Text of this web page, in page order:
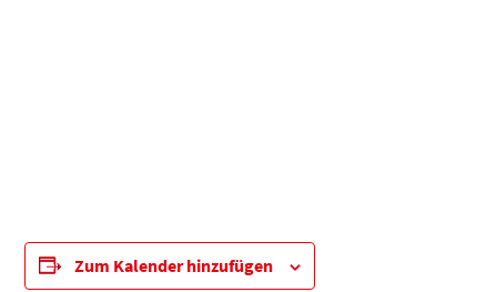
Zum Kalender hinzufügen